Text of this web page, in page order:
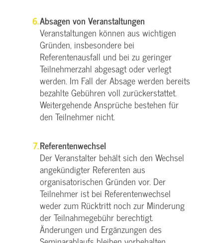
Absagen von Veranstaltungen
Veranstaltungen können aus wichtigen
Gründen, insbesondere bei
Referentenausfall und bei zu geringer
Teilnehmerzahl abgesagt oder verlegt
werden. Im Fall der Absage werden bereits
bezahlte Gebühren voll zurückerstattet.
Weitergehende Ansprüche bestehen für
den Teilnehmer nicht.
Referentenwechsel
Der Veranstalter behält sich den Wechsel
angekündigter Referenten aus
organisatorischen Gründen vor. Der
Teilnehmer ist bei Referentenwechsel
weder zum Rücktritt noch zur Minderung
der Teilnahmegebühr berechtigt.
Änderungen und Ergänzungen des